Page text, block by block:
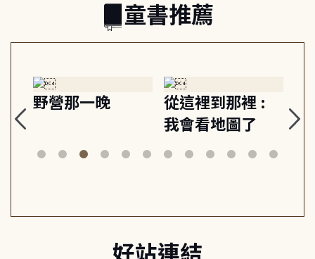
童書推薦
野營那一晚
從這裡到那裡 :
我會看地圖了
美